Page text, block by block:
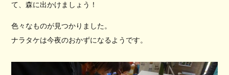
て、森に出かけましょう！
色々なものが見つかりました。
ナラタケは今夜のおかずになるようです。